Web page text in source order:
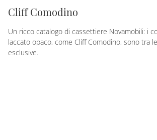
Cliff Comodino
Un ricco catalogo di cassettiere Novamobili: i
laccato opaco, come Cliff Comodino, sono tra
esclusive.